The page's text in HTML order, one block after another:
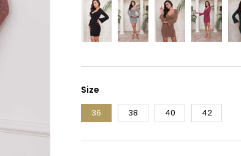
Size
36 38 40 42